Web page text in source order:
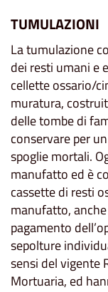
TUMULAZIONI
La tumulazione
dei resti umani e
cellette ossario/
muratura,
delle tombe di
conservare per
spoglie mortali.
manufatto ed è
cassette di resti
manufatto,
pagamento
sepolture
sensi del vigente
Mortuaria, ed